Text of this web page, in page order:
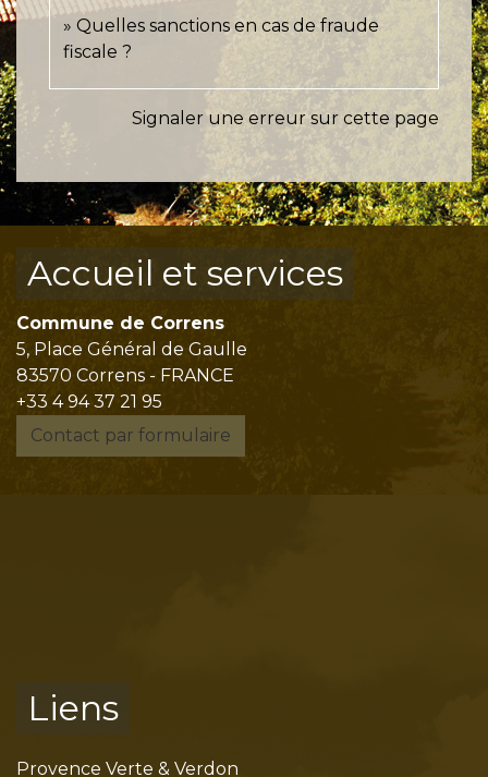
Quelles sanctions en cas de fraude
fiscale ?
Signaler une erreur sur cette page
Accueil et services
Commune de Correns
5, Place Général de Gaulle
83570 Correns - FRANCE
+33 4 94 37 21 95
Contact par formulaire
Liens
Provence Verte & Verdon